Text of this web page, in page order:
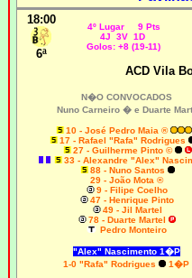
18:00
6ª
4º Lugar 9 Pts
4J 3V 1D
Golos: +8 (19-11)
ACD Vila
N�O CONVOCADOS
Nuno Carneiro � e Duarte
10 - José Pedro Maia ®
17 - Rafael "Rafa" Rodrigues
27 - Guilherme Pinto ©
33 - Alexandre "Alex"
88 - Nuno Santos
29 - João Mota ®
9 - Filipe Coelho
47 - Henrique Pinto
49 - Jil Martel
78 - Duarte Martel
Pedro Monteiro
"Alex" Nascimento 1�P
1-0 "Rafa" Rodrigues 1�P